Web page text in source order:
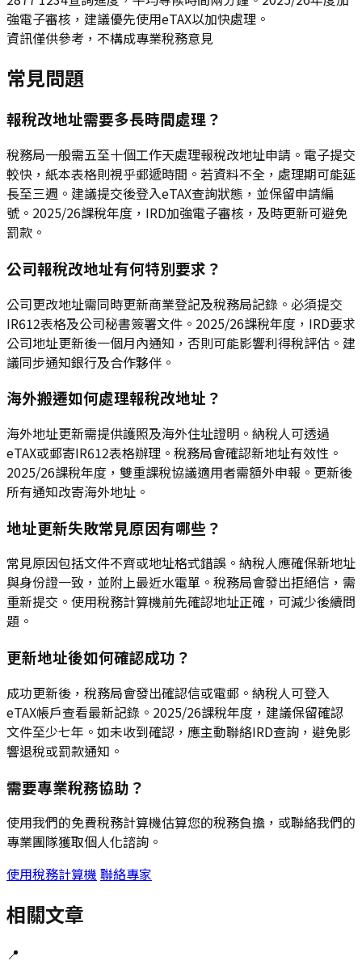
強電子審核，建議優先使用eTAX以加快處理。
資訊僅供參考，不構成專業稅務意見
常見問題
報稅改地址需要多長時間處理？
稅務局一般需五至十個工作天處理報稅改地址申請。電子提交
較快，紙本表格則視乎郵遞時間。若資料不全，處理期可能延
長至三週。建議提交後登入eTAX查詢狀態，並保留申請編
號。2025/26課稅年度，IRD加強電子審核，及時更新可避免
罰款。
公司報稅改地址有何特別要求？
公司更改地址需同時更新商業登記及稅務局記錄。必須提交
IR612表格及公司秘書簽署文件。2025/26課稅年度，IRD要求
公司地址更新後一個月內通知，否則可能影響利得稅評估。建
議同步通知銀行及合作夥伴。
海外搬遷如何處理報稅改地址？
海外地址更新需提供護照及海外住址證明。納稅人可透過
eTAX或郵寄IR612表格辦理。稅務局會確認新地址有效性。
2025/26課稅年度，雙重課稅協議適用者需額外申報。更新後
所有通知改寄海外地址。
地址更新失敗常見原因有哪些？
常見原因包括文件不齊或地址格式錯誤。納稅人應確保新地址
與身份證一致，並附上最近水電單。稅務局會發出拒絕信，需
重新提交。使用稅務計算機前先確認地址正確，可減少後續問
題。
更新地址後如何確認成功？
成功更新後，稅務局會發出確認信或電郵。納稅人可登入
eTAX帳戶查看最新記錄。2025/26課稅年度，建議保留確認
文件至少七年。如未收到確認，應主動聯絡IRD查詢，避免影
響退稅或罰款通知。
需要專業稅務協助？
使用我們的免費稅務計算機估算您的稅務負擔，或聯絡我們的
專業團隊獲取個人化諮詢。
使用稅務計算機 聯絡專家
相關文章
📍